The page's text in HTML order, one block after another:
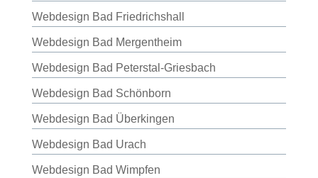
Webdesign Bad Friedrichshall
Webdesign Bad Mergentheim
Webdesign Bad Peterstal-Griesbach
Webdesign Bad Schönborn
Webdesign Bad Überkingen
Webdesign Bad Urach
Webdesign Bad Wimpfen